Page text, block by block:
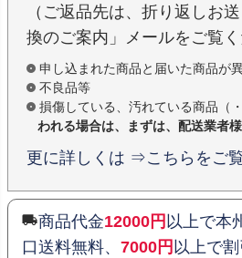
（ご返品先は、折り返しお
換のご案内」メールをご覧く
申し込まれた商品と届いた商品が
不良品等
損傷している、汚れている商品（・
われる場合は、まずは、配送業者
更に詳しくは ⇒こちらをご覧
商品代金12000円 以上で本
口送料無料、 7000円 以上で